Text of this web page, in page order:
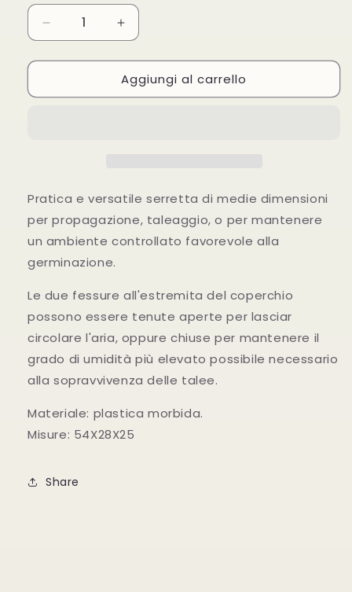
Diminuisci
quantità
per
Airontek
Aumenta
quantità
per
Serretta
Airontek
Aggiungi al carrello
Pratica e versatile serretta di medie dimensioni
per propagazione, taleaggio, o per mantenere
un ambiente controllato favorevole alla
germinazione.
Le due fessure all'estremita del coperchio
possono essere tenute aperte per lasciar
circolare l'aria, oppure chiuse per mantenere il
grado di umidità più elevato possibile necessario
alla sopravvivenza delle talee.
Materiale: plastica morbida.
Misure: 54X28X25
Share